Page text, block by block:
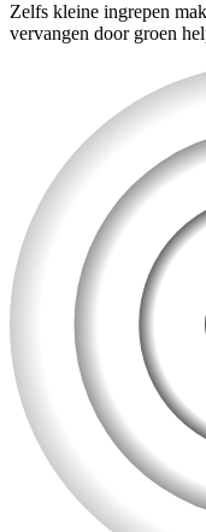
Zelfs kleine ingrepen
vervangen door groen